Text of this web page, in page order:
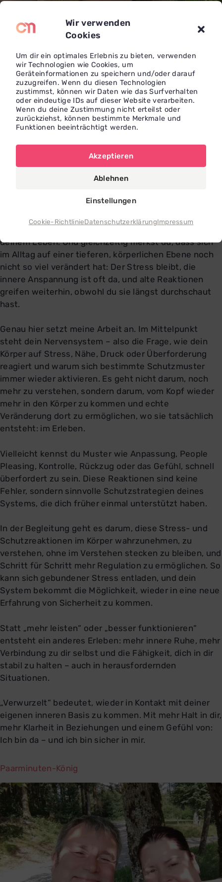
Wir verwenden
Cookies
Um dir ein optimales Erlebnis zu bieten, verwenden
wir Technologien wie Cookies, um
Geräteinformationen zu speichern und/oder darauf
zuzugreifen. Wenn du diesen Technologien
zustimmst, können wir Daten wie das Surfverhalten
oder eindeutige IDs auf dieser Website verarbeiten.
Wenn du deine Zustimmung nicht erteilst oder
zurückziehst, können bestimmte Merkmale und
Funktionen beeinträchtigt werden.
Akzeptieren
Ablehnen
Einstellungen
Cookie-RichtlinieDatenschutzerklärungImpressum
Verwurzelt – traumasensibles, körperorientiertes
Coaching
In meiner Arbeit begleite ich Menschen, die im Alltag
oft funktionieren, viel leisten und Verantwortung
tragen – und sich dabei innerlich erschöpft,
angespannt oder dauerhaft im Stress erleben. Häufig
zeigen sich Muster wie People Pleasing,
Überanpassung, innere Unruhe, Schwierigkeiten mit
Grenzen oder das Gefühl, nie ganz bei sich
Vielleicht hast du schon viel verstanden über dich
deinem Leben. Und gleichzeitig merkst du, dass sich
im Alltag auf einer tieferen, körperlichen Ebene noch
nicht so viel verändert hat: Der Stress bleibt, die
innere Anspannung ist oft da, und alte Reaktionen
greifen weiterhin, obwohl du sie längst durchschaut
hast.
Genau hier setzt meine Arbeit an. Im Mittelpunkt
steht dein Nervensystem – also die Frage, wie dein
Körper auf Stress, Nähe, Druck oder Überforderung
reagiert und warum sich bestimmte Schutzmuster
immer wieder aktivieren. Es geht nicht darum, noch
mehr zu verstehen, sondern darum, vom Kopf wieder
mehr in den Körper zu kommen und echte
Veränderung dort zu ermöglichen, wo sie tatsächlich
entsteht: im Erleben.
Vielleicht kennst du Muster wie Anpassung, People
Pleasing, Kontrolle, Rückzug oder das Gefühl, schnell
überfordert zu sein. Diese Reaktionen sind keine
Fehler, sondern sinnvolle Schutzstrategien deines
Systems, die dich früher einmal unterstützt haben.
In der Begleitung geht es darum, diese Stress- und
Schutzreaktionen im Körper wahrzunehmen, zu
verstehen, ohne im Verstehen stecken zu bleiben, und
Schritt für Schritt mehr Regulation zu ermöglichen. So
kann sich gebundener Stress entladen, und dein
System bekommt die Möglichkeit, wieder in eine neue
Erfahrung von Sicherheit zu kommen.
Statt „mehr leisten“ oder „besser funktionieren“
entsteht ein anderes Erleben: mehr innere Ruhe, mehr
Verbindung zu dir selbst und die Fähigkeit, dich in dir
stabil zu halten – auch in herausfordernden
Situationen.
„Verwurzelt“ bedeutet, wieder in Kontakt mit deiner
eigenen inneren Basis zu kommen. Mit mehr Halt in dir,
mehr Klarheit in Beziehungen und einem Gefühl von:
Ich bin da – und ich bin sicher in mir.
Paarminuten-König